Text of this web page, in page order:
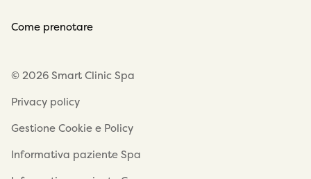
Come prenotare
© 2026 Smart Clinic Spa
Privacy policy
Gestione Cookie e Policy
Informativa paziente Spa